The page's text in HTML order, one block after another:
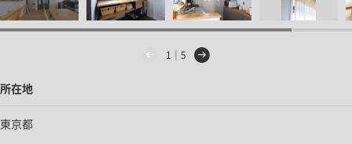
1｜5
所在地
東京都